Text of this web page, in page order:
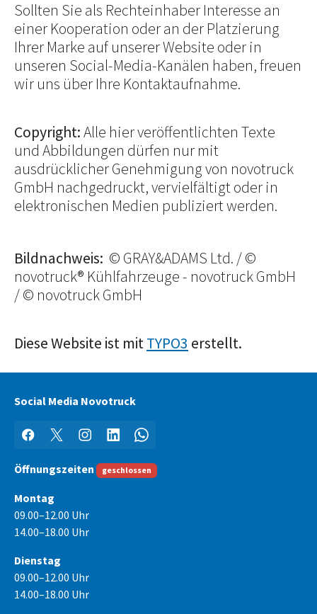
Sollten Sie als Rechteinhaber Interesse an
einer Kooperation oder an der Platzierung
Ihrer Marke auf unserer Website oder in
unseren Social-Media-Kanälen haben, freuen
wir uns über Ihre Kontaktaufnahme.
Copyright:Alle hier veröffentlichten Texte
und Abbildungen dürfen nur mit
ausdrücklicher Genehmigung von novotruck
GmbH nachgedruckt, vervielfältigt oder in
elektronischen Medien publiziert werden.
Bildnachweis: © GRAY&ADAMS Ltd. / ©
novotruck® Kühlfahrzeuge - novotruck GmbH
/ © novotruck GmbH
Diese Website ist mitTYPO3 erstellt.
Social Media Novotruck
Facebook
X Instagram
LinkedInWhatsApp
Öffnungszeiten
geschlossen
Montag
09.00–12.00 Uhr
14.00–18.00 Uhr
Dienstag
09.00–12.00 Uhr
14.00–18.00 Uhr